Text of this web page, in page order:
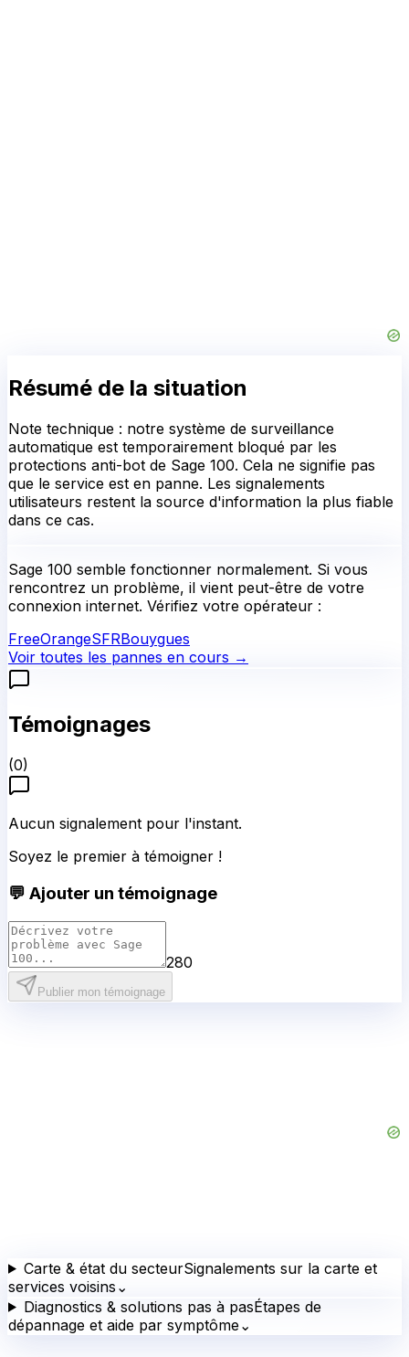
Résumé de la situation
Note technique : notre système de surveillance
automatique est temporairement bloqué par les
protections anti-bot de Sage 100. Cela ne signifie pas
que le service est en panne. Les signalements
utilisateurs restent la source d'information la plus fiable
dans ce cas.
Sage 100 semble fonctionner normalement. Si vous
rencontrez un problème, il vient peut-être de votre
connexion internet. Vérifiez votre opérateur :
FreeOrangeSFRBouygues
Voir toutes les pannes en cours →
Témoignages
(0)
Aucun signalement pour l'instant.
Soyez le premier à témoigner !
💬 Ajouter un témoignage
280
Publier mon témoignage
Carte & état du secteurSignalements sur la carte et
services voisins ⌄
Diagnostics & solutions pas à pasÉtapes de
dépannage et aide par symptôme⌄